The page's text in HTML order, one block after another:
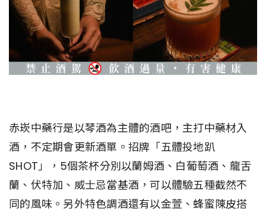
赤崁中藥行是以琴酒為主體的酒吧，主打中藥材入
酒，不定期會更新酒單。招牌「五體投地趴
SHOT」，5個茶杯分別以蘭姆酒、白葡萄酒、龍舌
蘭、伏特加、威士忌當基酒，可以體驗五種截然不
同的風味。另外特色調酒還有以金萱、蜂蜜陳皮搭